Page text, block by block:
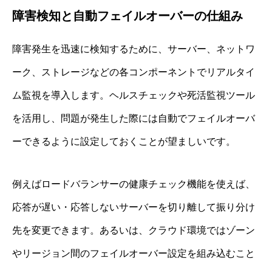
障害検知と自動フェイルオーバーの仕組み
障害発生を迅速に検知するために、サーバー、ネットワ
ーク、ストレージなどの各コンポーネントでリアルタイ
ム監視を導入します。ヘルスチェックや死活監視ツール
を活用し、問題が発生した際には自動でフェイルオーバ
ーできるように設定しておくことが望ましいです。
例えばロードバランサーの健康チェック機能を使えば、
応答が遅い・応答しないサーバーを切り離して振り分け
先を変更できます。あるいは、クラウド環境ではゾーン
やリージョン間のフェイルオーバー設定を組み込むこと